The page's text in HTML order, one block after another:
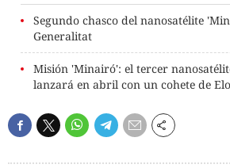
Segundo chasco del nanosatélite
Generalitat
Misión 'Minairó': el tercer
lanzará en abril con un cohete de